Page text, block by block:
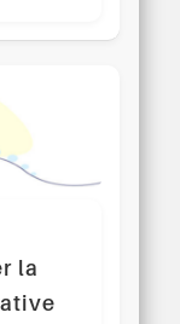
la